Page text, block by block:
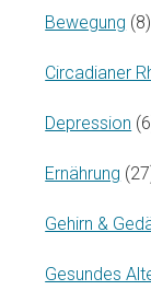
Bewegung (8)
Circadianer
Depression
Ernährung
Gehirn &
Gesundes